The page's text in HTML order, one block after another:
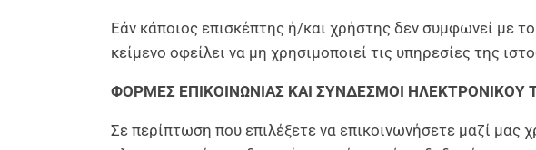
Εάν κάποιος επισκέπτης ή/και χρήστης δεν συμφωνεί με
κείμενο οφείλει να μη χρησιμοποιεί τις υπηρεσίες της
ΦΟΡΜΕΣ ΕΠΙΚΟΙΝΩΝΙΑΣ ΚΑΙ ΣΥΝΔΕΣΜΟΙ ΗΛΕΚΤΡΟΝΙΚΟΥ
Σε περίπτωση που επιλέξετε να επικοινωνήσετε μαζί